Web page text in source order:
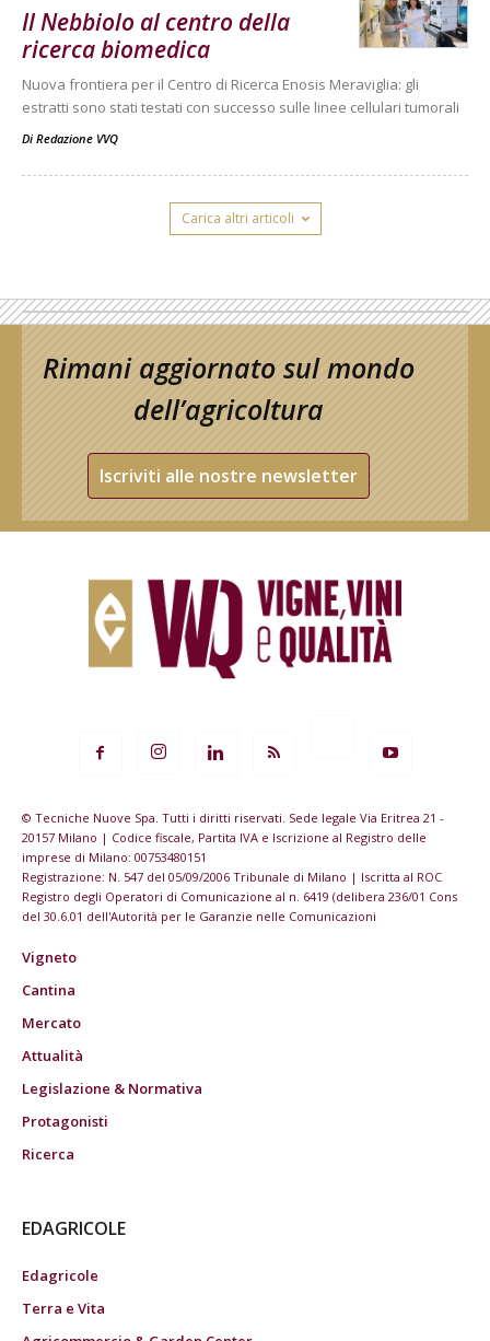
Il Nebbiolo al centro della
ricerca biomedica
Nuova frontiera per il Centro di Ricerca Enosis Meraviglia: gli
estratti sono stati testati con successo sulle linee cellulari tumorali
Di Redazione VVQ
Carica altri articoli
Rimani aggiornato sul mondo
dell’agricoltura
Iscriviti alle nostre newsletter
© Tecniche Nuove Spa. Tutti i diritti riservati. Sede legale Via Eritrea 21 -
20157 Milano | Codice fiscale, Partita IVA e Iscrizione al Registro delle
imprese di Milano: 00753480151
Registrazione: N. 547 del 05/09/2006 Tribunale di Milano | Iscritta al ROC
Registro degli Operatori di Comunicazione al n. 6419 (delibera 236/01 Cons
del 30.6.01 dell'Autorità per le Garanzie nelle Comunicazioni
Vigneto
Cantina
Mercato
Attualità
Legislazione & Normativa
Protagonisti
Ricerca
EDAGRICOLE
Edagricole
Terra e Vita